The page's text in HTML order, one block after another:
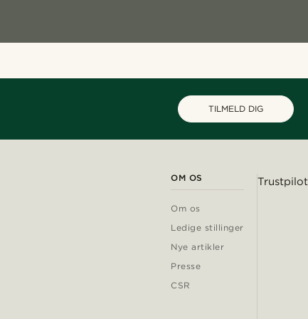
TILMELD DIG
OM OS
Om os
Ledige stillinger
Nye artikler
Presse
CSR
Trustpilot